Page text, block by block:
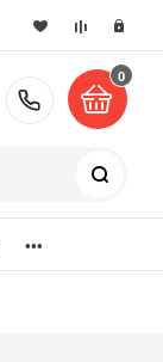
+7 (495)
0
...